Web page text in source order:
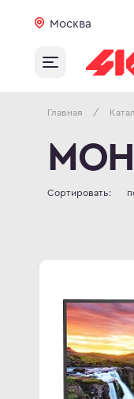
Москва
Главная /
Сортировать: